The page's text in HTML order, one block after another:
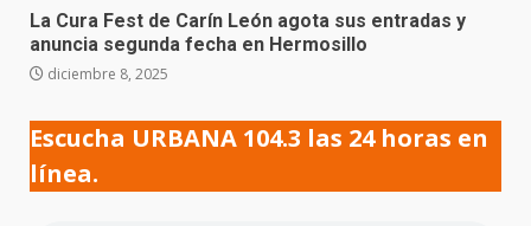
La Cura Fest de Carín León agota sus entradas y
anuncia segunda fecha en Hermosillo
diciembre 8, 2025
Escucha URBANA 104.3 las 24 horas en
línea.